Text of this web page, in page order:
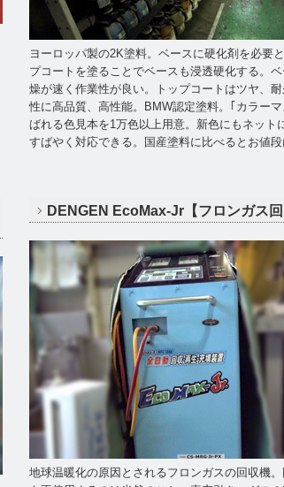
ヨーロッパ製の2K塗料。ベースに硬化剤を必要
プコートを塗ることでベースも浸透硬化する。
燥が速く作業性が良い。トップコートはツヤ、耐
性に高品質、高性能。BMW認定塗料。｢カラー
ばれる色見本を1万色以上用意。新色にもネット
すばやく対応できる。国産塗料に比べるとお値段
DENGEN EcoMax-Jr【フロンガス回
地球温暖化の原因とされるフロンガスの回収機